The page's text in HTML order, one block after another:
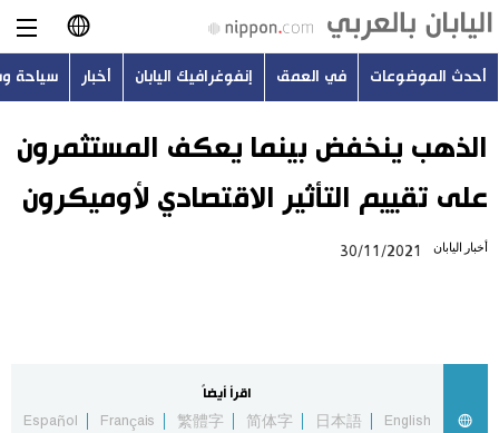
日本語
English
简体字
Русский
أحدث الموضوعات
أحدث الموضوعات في العمق إنفوغرافيك اليابان أخبار سياحة
الذهب ينخفض بينما يعكف المستثمرون
على تقييم التأثير الاقتصادي لأوميكرون
أخبار اليابان 30/11/2021
اقرأ أيضاً
English
日本語
简体字
繁體字
Français
Español